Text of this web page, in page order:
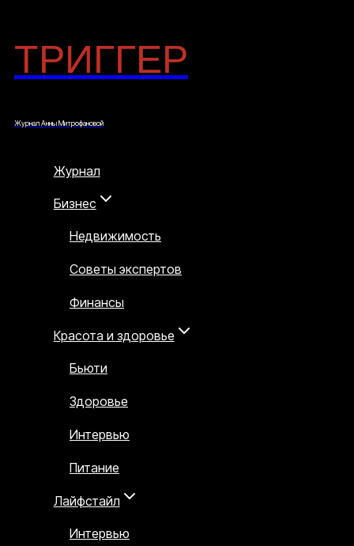
Перейти
содержимому
ТРИГГЕР
Журнал Анны Митрофановой
Журнал
Бизнес
Недвижимость
Советы экспертов
Финансы
Красота и здоровье
Бьюти
Здоровье
Интервью
Питание
Лайфстайл
Интервью